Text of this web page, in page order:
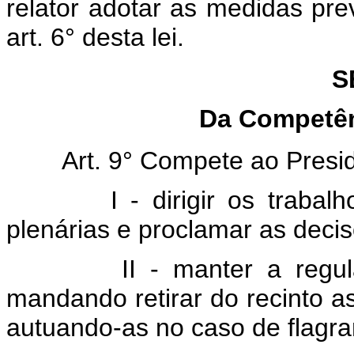
relator adotar as medidas
art. 6° desta lei.
Da
Art. 9° Compete ao
I - dirigir os
plenárias e proclamar as
II - manter a
mandando retirar do recinto
autuando-as no caso de